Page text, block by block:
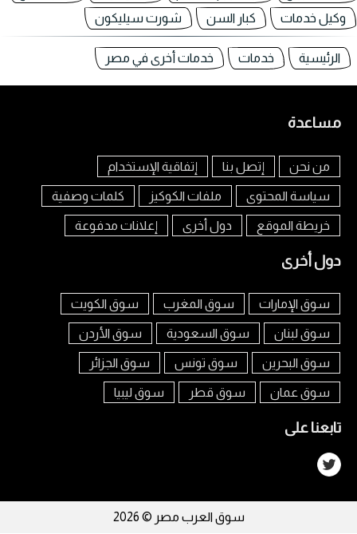
وكيل خدمات
كبار السن شورت سيليكون
الرئيسية خدمات خدمات أخرى في مصر
مساعدة
من نحن إتصل بنا إتفاقية الإستخدام
سياسة المحتوى ملفات الكوكيز كلمات وصفية
خريطة الموقع دول أخرى إعلانات مدفوعة
دول أخرى
سوق الإمارات سوق المغرب سوق الكويت
سوق لبنان سوق السعودية سوق الأردن
سوق البحرين سوق تونس سوق الجزائر
سوق عمان سوق قطر سوق ليبيا
تابعنا على
سوق العرب مصر © 2026